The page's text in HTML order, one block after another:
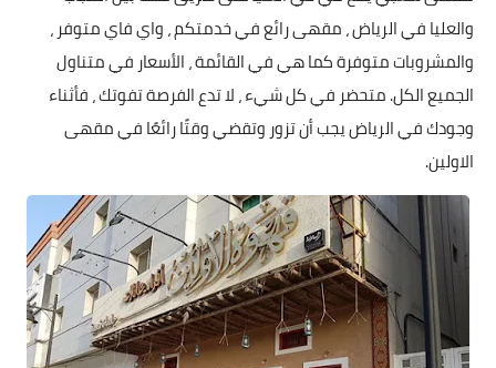
والعليا في الرياض ، مقهى رائع في خدمتكم ، واي فاي متوفر ،
والمشروبات متوفرة كما هي في القائمة ، الأسعار في متناول
الجميع الكل. متحضر في كل شيء ، لا تدع الفرصة تفوتك ، فأثناء
وجودك في الرياض يجب أن تزور وتقضي وقتًا رائعًا في مقهى
الاولين.